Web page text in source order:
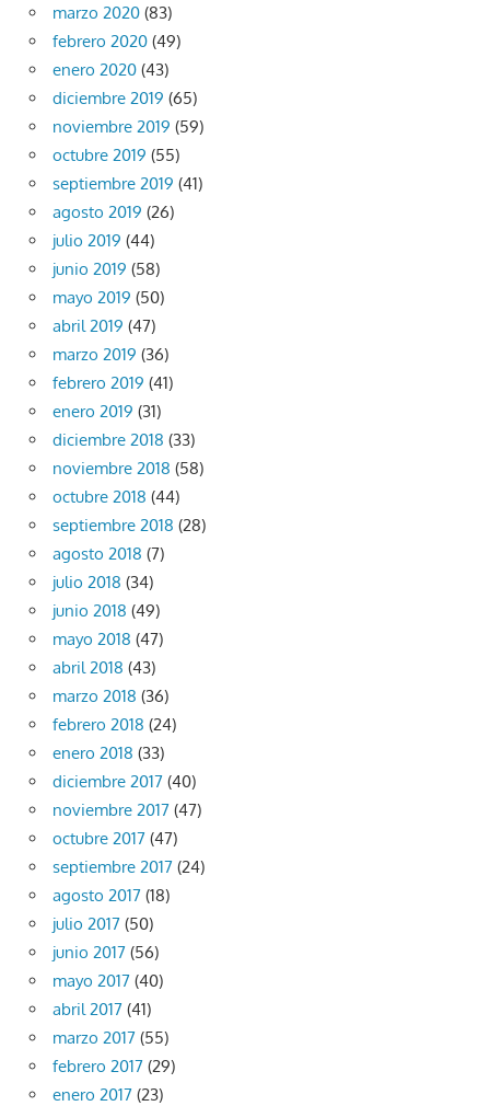
marzo 2020 (83)
febrero 2020 (49)
enero 2020 (43)
diciembre 2019 (65)
noviembre 2019 (59)
octubre 2019 (55)
septiembre 2019 (41)
agosto 2019 (26)
julio 2019 (44)
junio 2019 (58)
mayo 2019 (50)
abril 2019 (47)
marzo 2019 (36)
febrero 2019 (41)
enero 2019 (31)
diciembre 2018 (33)
noviembre 2018 (58)
octubre 2018 (44)
septiembre 2018 (28)
agosto 2018 (7)
julio 2018 (34)
junio 2018 (49)
mayo 2018 (47)
abril 2018 (43)
marzo 2018 (36)
febrero 2018 (24)
enero 2018 (33)
diciembre 2017 (40)
noviembre 2017 (47)
octubre 2017 (47)
septiembre 2017 (24)
agosto 2017 (18)
julio 2017 (50)
junio 2017 (56)
mayo 2017 (40)
abril 2017 (41)
marzo 2017 (55)
febrero 2017 (29)
enero 2017 (23)